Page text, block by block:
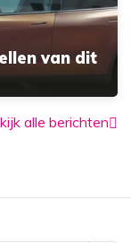
van dit
alle berichten